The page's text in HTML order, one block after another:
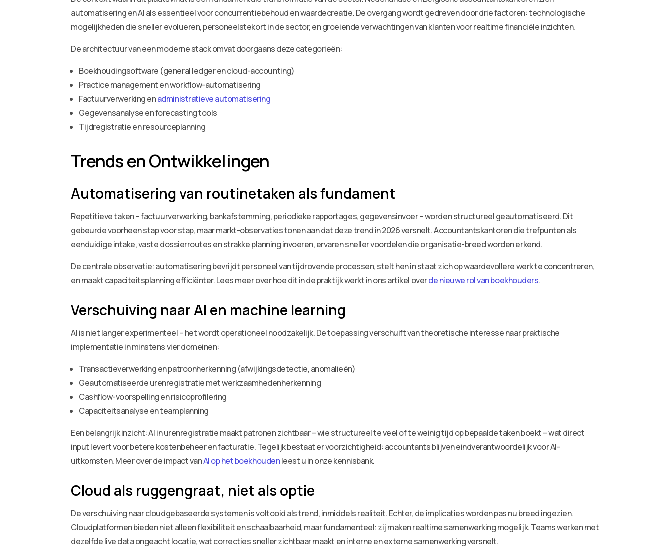
automatisering en AI als essentieel voor concurrentiebehoud en waardecreatie. De overgang wordt gedreven door drie factoren: technologische
mogelijkheden die sneller evolueren, personeelstekort in de sector, en groeiende verwachtingen van klanten voor realtime financiële inzichten.
De architectuur van een moderne stack omvat doorgaans deze categorieën:
Boekhoudingsoftware (general ledger en cloud-accounting)
Practice management en workflow-automatisering
Factuurverwerking enadministratieve automatisering
Gegevensanalyse en forecasting tools
Tijdregistratie en resourceplanning
Trends en Ontwikkelingen
Automatisering van routinetaken als fundament
Repetitieve taken – factuurverwerking, bankafstemming, periodieke rapportages, gegevensinvoer – worden structureel geautomatiseerd. Dit
gebeurde voorheen stap voor stap, maar markt-observaties tonen aan dat deze trend in 2026 versnelt. Accountantskantoren die trefpunten als
eenduidige intake, vaste dossierroutes en strakke planning invoeren, ervaren sneller voordelen die organisatie-breed worden erkend.
De centrale observatie: automatisering bevrijdt personeel van tijdrovende processen, stelt hen in staat zich op waardevollere werk te concentreren,
en maakt capaciteitsplanning efficiënter. Lees meer over hoe dit in de praktijk werkt in ons artikel overde nieuwe rol van boekhouders.
Verschuiving naar AI en machine learning
AI is niet langer experimenteel – het wordt operationeel noodzakelijk. De toepassing verschuift van theoretische interesse naar praktische
implementatie in minstens vier domeinen:
Transactieverwerking en patroonherkenning (afwijkingsdetectie, anomalieën)
Geautomatiseerde urenregistratie met werkzaamhedenherkenning
Cashflow-voorspelling en risicoprofilering
Capaciteitsanalyse en teamplanning
Een belangrijk inzicht: AI in urenregistratie maakt patronen zichtbaar – wie structureel te veel of te weinig tijd op bepaalde taken boekt – wat direct
input levert voor betere kostenbeheer en facturatie. Tegelijk bestaat er voorzichtigheid: accountants blijven eindverantwoordelijk voor AI-
uitkomsten. Meer over de impact vanAI op het boekhoudenleest u in onze kennisbank.
Cloud als ruggengraat, niet als optie
De verschuiving naar cloudgebaseerde systemen is voltooid als trend, inmiddels realiteit. Echter, de implicaties worden pas nu breed ingezien.
Cloudplatformen bieden niet alleen flexibiliteit en schaalbaarheid, maar fundamenteel: zij maken realtime samenwerking mogelijk. Teams werken met
dezelfde live data ongeacht locatie, wat correcties sneller zichtbaar maakt en interne en externe samenwerking versnelt.